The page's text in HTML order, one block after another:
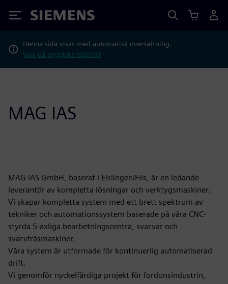
Siemens
Denna sida visas med automatisk översättning.
Visa på engelska istället?
MAG IAS
MAG IAS GmbH, baserat i Eislingen/Fils, är en ledande
leverantör av kompletta lösningar och verktygsmaskiner.
Vi skapar kompletta system med ett brett spektrum av
tekniker och automationssystem baserade på våra CNC-
styrda 5-axliga bearbetningscentra, svarvar och
svarvfräsmaskiner.
Våra system är utformade för kontinuerlig automatiserad
drift.
Vi genomför nyckelfärdiga projekt för fordonsindustrin,